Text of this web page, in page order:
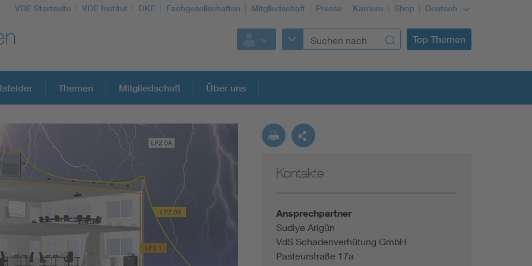
VDE Startseite VDE Institut DKE Fachgesellschaften Mitgliedschaft Presse Karriere Shop Deutsch
Top Themen
Weitere Themen
Assisted Living
Energy efficiency
Building Services Engineering
Information and communications technology ICT
Education + profession
Themen Mitgliedschaft Über uns
Kontakte
Ansprechpartner
Sudiye Arigün
VdS Schadenverhütung GmbH
Pasteurstraße 17a